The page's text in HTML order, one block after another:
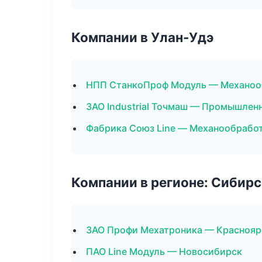
Компании в Улан-Удэ
НПП СтанкоПроф Модуль —
ЗАО Industrial Точмаш —
Фабрика Союз Line —
Компании в регионе:
ЗАО Профи Мехатроника —
ПАО Line Модуль — Новосибирск